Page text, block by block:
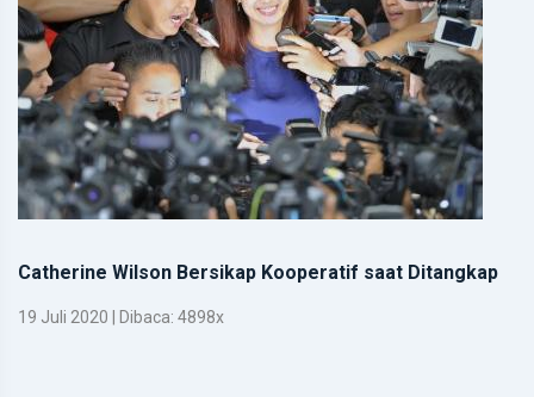
Catherine Wilson Bersikap Kooperatif saat Ditangkap
19 Juli 2020 | Dibaca: 4898x